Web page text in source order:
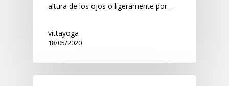
altura de los ojos o ligeramente por…
vittayoga
18/05/2020